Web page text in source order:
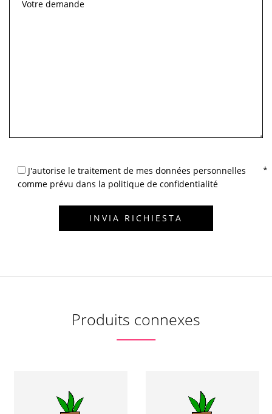
J'autorise le traitement de mes données personnelles
comme prévu dans la politique de confidentialité
Produits connexes